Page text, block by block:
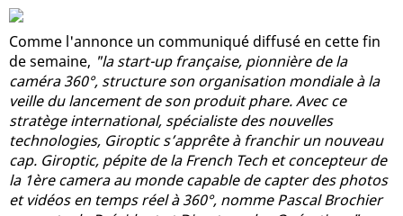
Comme l'annonce un communiqué diffusé en cette fin
de semaine, "la start-up française, pionnière de la
caméra 360°, structure son organisation mondiale à la
veille du lancement de son produit phare. Avec ce
stratège international, spécialiste des nouvelles
technologies, Giroptic s’apprête à franchir un nouveau
cap. Giroptic, pépite de la French Tech et concepteur de
la 1ère camera au monde capable de capter des photos
et vidéos en temps réel à 360°, nomme Pascal Brochier